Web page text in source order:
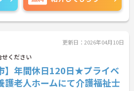
長く安心してご就業でき
には、面接対策ポイント
いたしますのでお気軽に
更新日：2026年04月10日
ください
】年間休日120日★プライベ
老人ホームにて介護福祉士